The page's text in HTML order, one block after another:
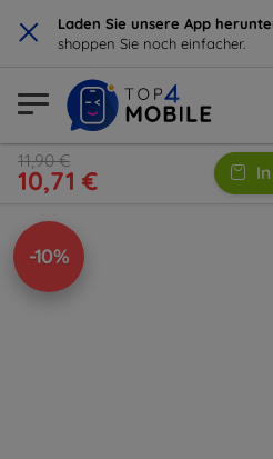
× Laden Sie unsere App
shoppen Sie noch einfacher.
11,90 €
10,71 €
-10%